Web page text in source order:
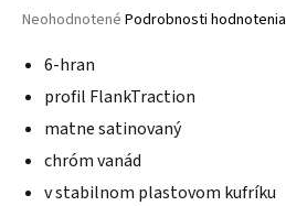
Priemerné
produktu
0,0
z
hviezdičiek.
Neohodnotené Podrobnosti hodnotenia
6-hran
profil FlankTraction
matne satinovaný
chróm vanád
v stabilnom plastovom kufríku